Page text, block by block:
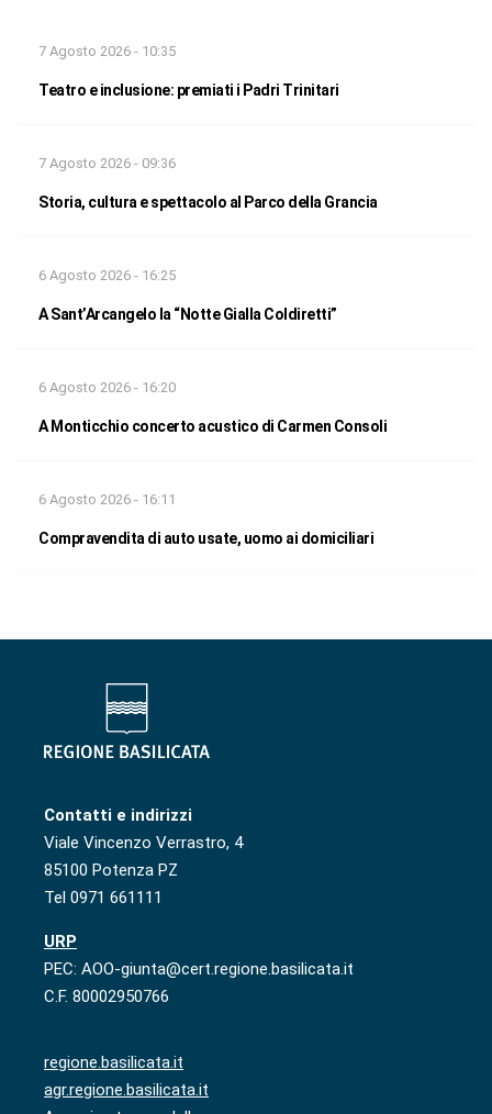
7 Agosto 2026 - 10:35
Teatro e inclusione: premiati i Padri Trinitari
7 Agosto 2026 - 09:36
Storia, cultura e spettacolo al Parco della Grancia
6 Agosto 2026 - 16:25
A Sant’Arcangelo la “Notte Gialla Coldiretti”
6 Agosto 2026 - 16:20
A Monticchio concerto acustico di Carmen Consoli
6 Agosto 2026 - 16:11
Compravendita di auto usate, uomo ai domiciliari
Contatti e indirizzi
Viale Vincenzo Verrastro, 4
85100 Potenza PZ
Tel 0971 661111
URP
PEC: AOO-giunta@cert.regione.basilicata.it
C.F. 80002950766
regione.basilicata.it
agr.regione.basilicata.it